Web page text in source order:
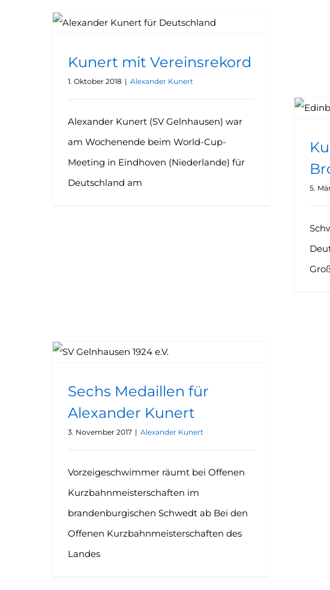
Kunert mit Vereinsrekord
1. Oktober 2018 | Alexander Kunert
Alexander Kunert (SV Gelnhausen) war
am Wochenende beim World-Cup-
Meeting in Eindhoven (Niederlande) für
Deutschland am
5.
Sechs Medaillen für
Alexander Kunert
3. November 2017 | Alexander Kunert
Vorzeigeschwimmer räumt bei Offenen
Kurzbahnmeisterschaften im
brandenburgischen Schwedt ab Bei den
Offenen Kurzbahnmeisterschaften des
Landes